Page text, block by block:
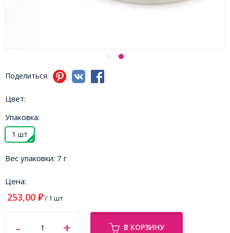
Поделиться:
Цвет:
Упаковка:
1 шт
Вес упаковки: 7 г
Цена:
253,00 ₽/ 1 шт
В КОРЗИНУ